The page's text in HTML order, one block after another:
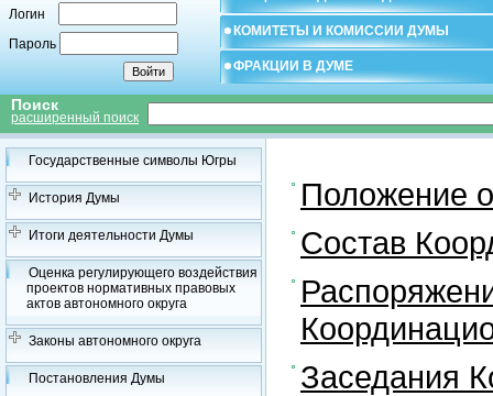
Логин
Пароль
КОМИТЕТЫ И КОМИССИИ ДУМЫ
ФРАКЦИИ В ДУМЕ
Поиск
расширенный поиск
Государственные символы Югры
История Думы
Итоги деятельности Думы
Оценка регулирующего воздействия
проектов нормативных правовых
актов автономного округа
Законы автономного округа
Постановления Думы
Положение
Состав
Заседания